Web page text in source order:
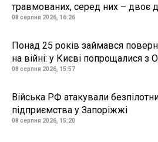
травмованих, серед них – двоє
08 серпня 2026, 16:26
Понад 25 років займався
на війні: у Києві попрощалися
08 серпня 2026, 15:57
Війська РФ атакували
підприємства у Запоріжжі
08 серпня 2026, 15:20